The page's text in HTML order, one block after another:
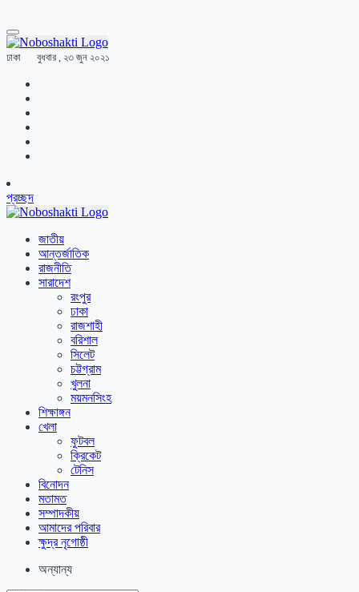
ঢাকা বুধবার , ২৩ জুন ২০২১
প্রচ্ছদ
জাতীয়
আন্তর্জাতিক
রাজনীতি
সারাদেশ
রংপুর
ঢাকা
রাজশাহী
বরিশাল
সিলেট
চট্টগ্রাম
খুলনা
ময়মনসিংহ
শিক্ষাঙ্গন
খেলা
ফুটবল
ক্রিকেট
টেনিস
বিনোদন
মতামত
সম্পাদকীয়
আমাদের পরিবার
ক্ষুদ্র নৃগোষ্ঠী
অন্যান্য